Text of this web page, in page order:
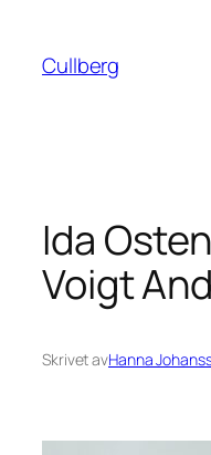
innehåll
Cullberg
Ida
Voigt
Skrivet avHanna